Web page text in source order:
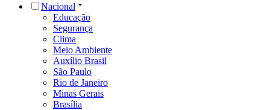
Nacional
Educação
Segurança
Clima
Meio Ambiente
Auxílio Brasil
São Paulo
Rio de Janeiro
Minas Gerais
Brasília